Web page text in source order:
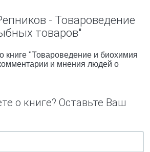
- Товароведение
товаров"
книге "Товароведение и биохимия
и мнения людей о
о книге? Оставьте Ваш